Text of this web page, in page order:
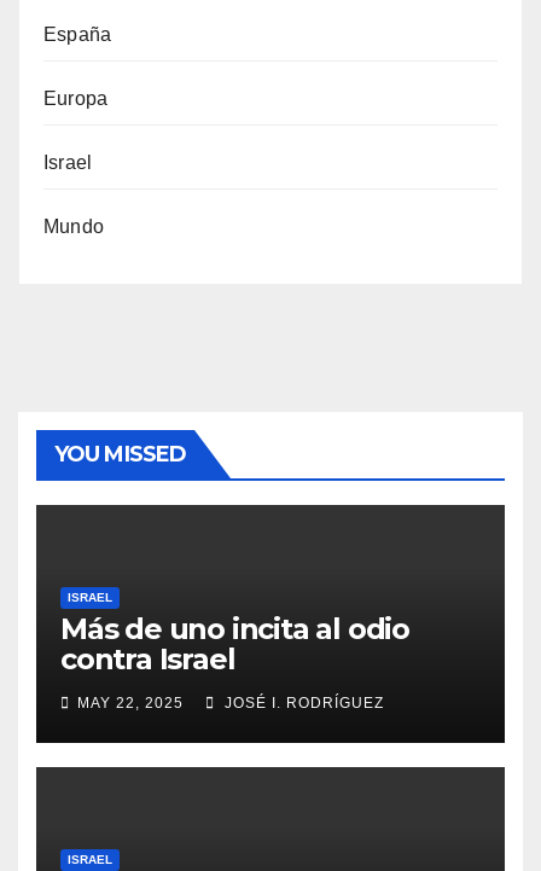
España
Europa
Israel
Mundo
YOU MISSED
ISRAEL
Más de uno incita al odio
contra Israel
MAY 22, 2025 JOSÉ I. RODRÍGUEZ
ISRAEL